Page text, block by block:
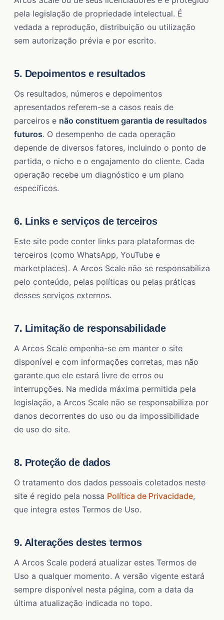
pela legislação de propriedade intelectual. É
vedada a reprodução, distribuição ou utilização
sem autorização prévia e por escrito.
5. Depoimentos e resultados
Os resultados, números e depoimentos
apresentados referem-se a casos reais de
parceiros e não constituem garantia de resultados
futuros. O desempenho de cada operação
depende de diversos fatores, incluindo o ponto de
partida, o nicho e o engajamento do cliente. Cada
operação recebe um diagnóstico e um plano
específicos.
6. Links e serviços de terceiros
Este site pode conter links para plataformas de
terceiros (como WhatsApp, YouTube e
marketplaces). A Arcos Scale não se responsabiliza
pelo conteúdo, pelas políticas ou pelas práticas
desses serviços externos.
7. Limitação de responsabilidade
A Arcos Scale empenha-se em manter o site
disponível e com informações corretas, mas não
garante que ele estará livre de erros ou
interrupções. Na medida máxima permitida pela
legislação, a Arcos Scale não se responsabiliza por
danos decorrentes do uso ou da impossibilidade
de uso do site.
8. Proteção de dados
O tratamento dos dados pessoais coletados neste
site é regido pela nossa Política de Privacidade,
que integra estes Termos de Uso.
9. Alterações destes termos
A Arcos Scale poderá atualizar estes Termos de
Uso a qualquer momento. A versão vigente estará
sempre disponível nesta página, com a data da
última atualização indicada no topo.